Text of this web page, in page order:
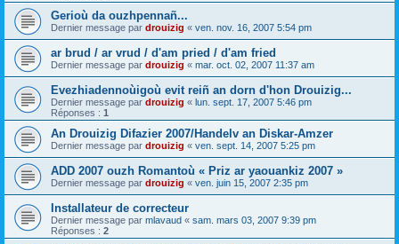
Gerioù da ouzhpennañ...
Dernier message par drouizig « ven. nov. 16, 2007 5:54 pm
ar brud / ar vrud / d'am pried / d'am fried
Dernier message par drouizig « mar. oct. 02, 2007 11:37 am
Evezhiadennoùigoù evit reiñ an dorn d'hon Drouizig...
Dernier message par drouizig « lun. sept. 17, 2007 5:46 pm
Réponses : 1
An Drouizig Difazier 2007/Handelv an Diskar-Amzer
Dernier message par drouizig « ven. sept. 14, 2007 5:25 pm
ADD 2007 ouzh Romantoù « Priz ar yaouankiz 2007 »
Dernier message par drouizig « ven. juin 15, 2007 2:35 pm
Installateur de correcteur
Dernier message par mlavaud « sam. mars 03, 2007 9:39 pm
Réponses : 2